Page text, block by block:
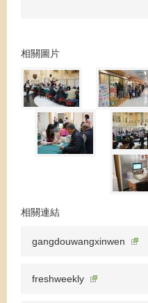
相關圖片
相關連結
gangdouwangxinwen
freshweekly